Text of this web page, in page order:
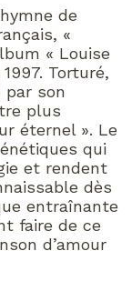
de
«
« Louise
Torturé,
par son
plus
éternel ». Le
qui
et rendent
dès
entraînante
faire de ce
d’amour